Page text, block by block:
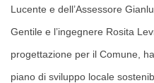
Lucente e dell’Assessore
Gentile e l’ingegnere Rosita
progettazione per il Comune, ha
piano di sviluppo locale